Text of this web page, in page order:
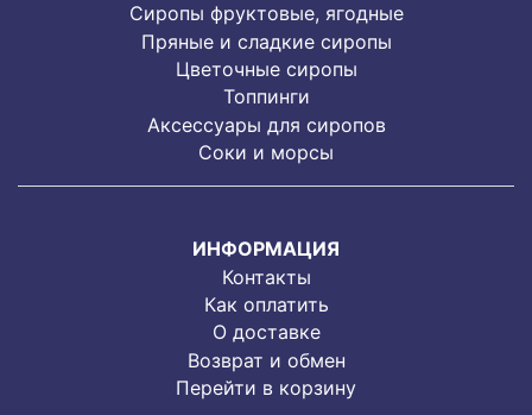
Cиропы фруктовые, ягодные
Пряные и сладкие сиропы
Цветочные сиропы
Топпинги
Аксессуары для сиропов
Соки и морсы
ИНФОРМАЦИЯ
Контакты
Как оплатить
О доставке
Возврат и обмен
Перейти в корзину